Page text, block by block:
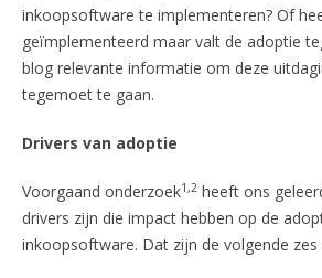
inkoopsoftware te implementeren? Of
geïmplementeerd maar valt de adoptie
blog relevante informatie om deze
tegemoet te gaan.
Drivers van adoptie
Voorgaand onderzoek1,2 heeft ons
drivers zijn die impact hebben op de
inkoopsoftware. Dat zijn de volgende zes